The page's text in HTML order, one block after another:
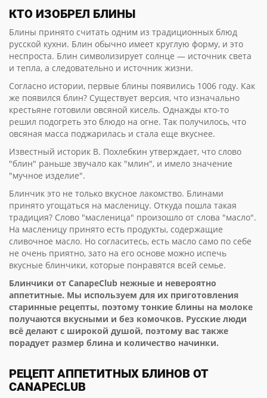
КТО ИЗОБРЕЛ БЛИНЫ
Блины принято считать одним из традиционных блюд
русской кухни. Блин обычно имеет круглую форму, и это
неспроста. Блин символизирует солнце — источник света
и тепла, а следовательно и источник жизни.
Согласно истории, первые блины появились 1006 году. Как
же появился блин? Существует версия, что изначально
крестьяне готовили овсяной кисель. Однажды кто-то
решил подогреть это блюдо на огне. Так получилось, что
овсяная масса поджарилась и стала еще вкуснее.
Известный историк В. Похлебкин утверждает, что слово
"блин" раньше звучало как "млин", и имело значение
"мучное изделие".
Блинчик это не только вкусное лакомство. Блинами
принято угощаться на масленицу. Откуда пошла такая
традиция? Слово "масленица" произошло от слова "масло".
На масленицу принято есть продукты, содержащие
сливочное масло. Но согласитесь, есть масло само по себе
не очень приятно, зато на его основе можно испечь
вкусные блинчики, которые понравятся всей семье.
Блинчики от CanapeClub нежные и невероятно
аппетитные. Мы используем для их приготовления
старинные рецепты, поэтому тонкие блины на молоке
получаются вкусными и без комочков. Русские люди
всё делают с широкой душой, поэтому вас также
порадует размер блина и количество начинки.
РЕЦЕПТ АППЕТИТНЫХ БЛИНОВ ОТ
CANAPECLUB